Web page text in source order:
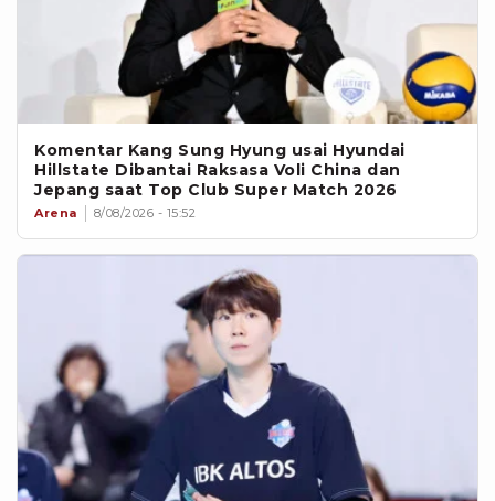
Komentar Kang Sung Hyung usai Hyundai
Hillstate Dibantai Raksasa Voli China dan
Jepang saat Top Club Super Match 2026
Arena 8/08/2026 - 15:52